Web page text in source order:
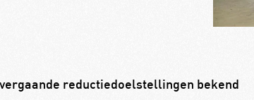
reductiedoelstellingen bekend